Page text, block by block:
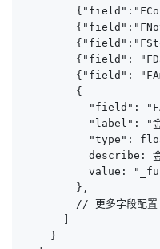
{"field":
{"field":
        {
"field":
"label": "
"type":
describe:
value:
        },
// 更多字段配置
      ]
    }